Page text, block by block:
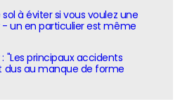
à éviter si vous voulez une
un en particulier est même
"Les principaux accidents
dus au manque de forme